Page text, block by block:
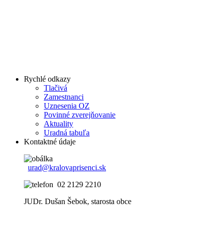
Rychlé odkazy
Tlačivá
Zamestnanci
Uznesenia OZ
Povinné zverejňovanie
Aktuality
Uradná tabuľa
Kontaktné údaje
urad@kralovaprisenci.sk
02 2129 2210
JUDr. Dušan Šebok, starosta obce